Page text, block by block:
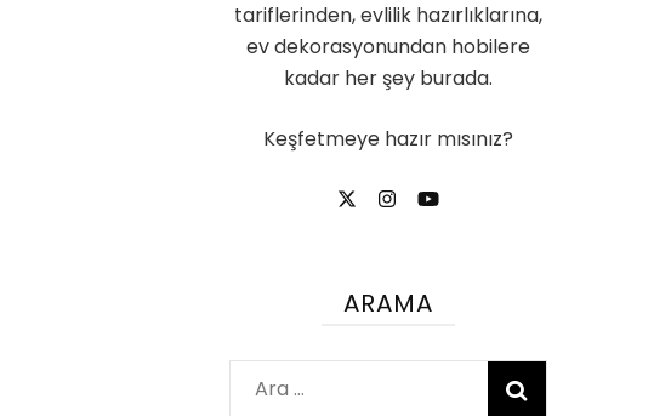
tariflerinden, evlilik hazırlıklarına,
ev dekorasyonundan hobilere
kadar her şey burada.
Keşfetmeye hazır mısınız?
ARAMA
Arama: